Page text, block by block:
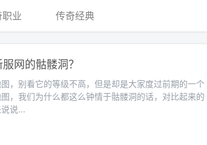
业 传奇经典
网的骷髅洞？
，别看它的等级不高，但是却是大家度过前期的一个
，我们为什么都这么钟情于骷髅洞的话，对比起来的
说...